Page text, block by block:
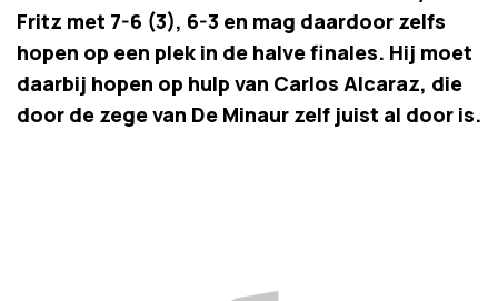
Fritz met 7-6 (3), 6-3 en mag daardoor zelfs
hopen op een plek in de halve finales. Hij moet
daarbij hopen op hulp van Carlos Alcaraz, die
door de zege van De Minaur zelf juist al door is.